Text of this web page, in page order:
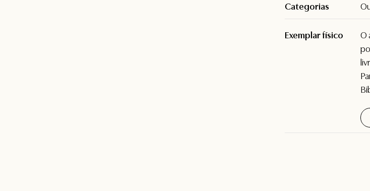
Categorias
Exemplar físico
O